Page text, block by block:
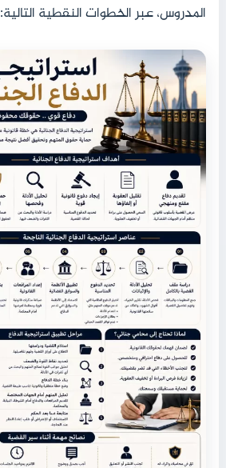
المدروس، عبر الخطوات النقطية التالية: